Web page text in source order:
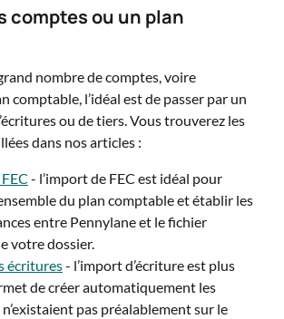
comptes ou un plan
nombre de comptes, voire
comptable, l’idéal est de passer par un
ou de tiers. Vous trouverez les
dans nos articles :
- l’import de FEC est idéal pour
du plan comptable et établir les
entre Pennylane et le fichier
votre dossier.
écritures - l’import d’écriture est plus
de créer automatiquement les
pas préalablement sur le